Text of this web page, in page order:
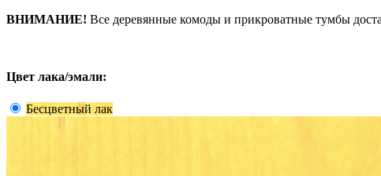
ВНИМАНИЕ! Все деревянные комоды и прикроватные тумбы
Цвет лака/эмали:
Бесцветный лак